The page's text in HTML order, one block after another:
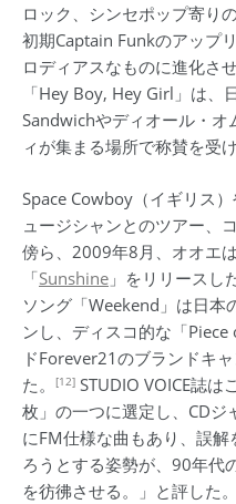
ロック、シンセポップ寄り
初期Captain Funkのアップ
ロディアスなものに進化さ
「Hey Boy, Hey Girl」は、
Sandwichやディオール・オ
ィが集まる場所で称賛を受
Space Cowboy（イギリス
ュージシャンとのツアー、
傍ら、2009年8月、オオエ
「Sunshine 」をリリースし
ソング「Weekend」は日本
ンし、ディスコ的な「
ドForever21のブランドキ
た。
[12] STUDIO VOICE誌
枚」の一つに選定し、CDジ
にFM仕様な曲もあり、誤
ろうとする姿勢が、90年代
を彷彿させる。」と評した。